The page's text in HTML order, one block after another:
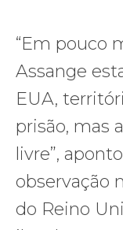
“Em pouco
Assange
EUA,
prisão, mas
livre”,
observação
do Reino